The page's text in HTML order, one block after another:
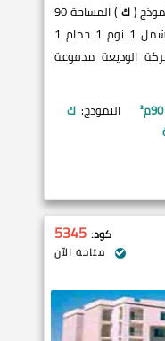
(ك
) المساحة 90
غربي تطل على حديقة كبيرة تشمل 1 نوم 1 حمام 1
الوديعة مدفوعة
90م² النموذج: ك
كود: 5345
متاحة الآن